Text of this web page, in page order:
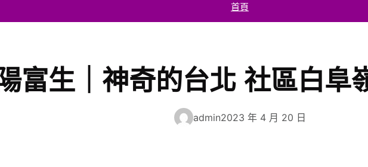
首頁
陽富生｜神奇的台北 社區白阜
admin2023 年 4 月 20 日